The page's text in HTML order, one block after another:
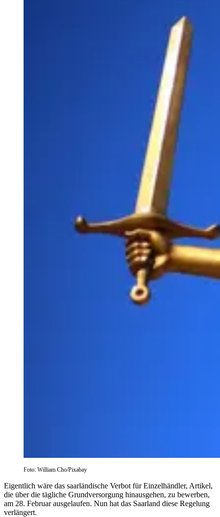
Foto: William Cho/Pixabay
Eigentlich wäre das saarländische Verbot für Einzelhändler, Artikel,
die über die tägliche Grundversorgung hinausgehen, zu bewerben,
am 28. Februar ausgelaufen. Nun hat das Saarland diese Regelung
verlängert.